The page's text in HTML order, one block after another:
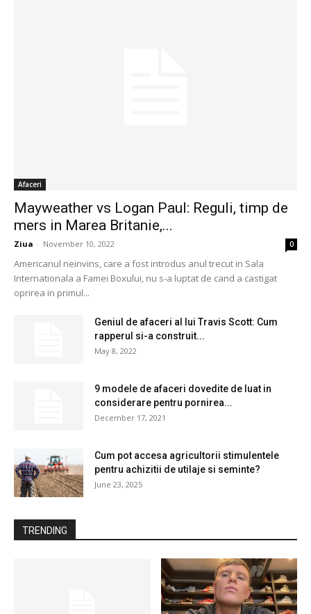
Afaceri
Mayweather vs Logan Paul: Reguli, timp de
mers in Marea Britanie,...
Ziua - November 10, 2022 0
Americanul neinvins, care a fost introdus anul trecut in Sala
Internationala a Famei Boxului, nu s-a luptat de cand a castigat
oprirea in primul...
Geniul de afaceri al lui Travis Scott: Cum
rapperul si-a construit...
May 8, 2022
9 modele de afaceri dovedite de luat in
considerare pentru pornirea...
December 17, 2021
Cum pot accesa agricultorii stimulentele
pentru achizitii de utilaje si seminte?
June 23, 2025
TRENDING